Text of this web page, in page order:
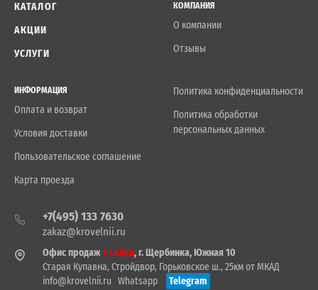
КАТАЛОГ
АКЦИИ
УСЛУГИ
КОМПАНИЯ
О компании
Отзывы
ИНФОРМАЦИЯ
Оплата и возврат
Условия доставки
Пользовательское соглашение
Карта проезда
Политика конфиденциальности
Политика обработки
персональных данных
+7(495) 133 7630
zakaz@krovelnii.ru
Офис продаж+ Склад, г. Щербинка, Южная 10
Старая Купавна, Стройдвор, Горьковское ш., 25км от МКАД
info@krovelnii.ru Whatsapp
Telegram